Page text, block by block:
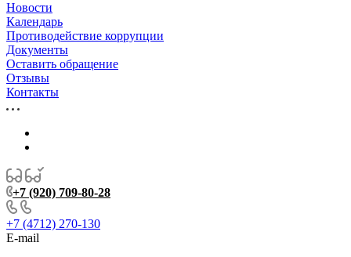
Новости
Календарь
Противодействие коррупции
Документы
Оставить обращение
Отзывы
Контакты
+7 (920) 709-80-28
+7 (4712) 270-130
E-mail